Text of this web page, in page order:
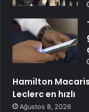
Hamilton
Leclerc en hızlı
Ağustos 8, 2026